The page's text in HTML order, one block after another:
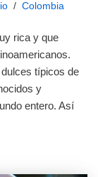
Colombia
rica y que
típicos de
y
entero. Así